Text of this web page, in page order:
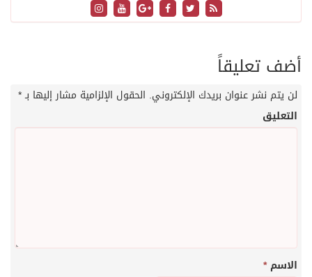
أضف تعليقاً
لن يتم نشر عنوان بريدك الإلكتروني. الحقول الإلزامية مشار إليها بـ*
التعليق
الاسم*